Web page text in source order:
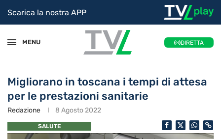
Scarica la nostra APP
MENU DIRETTA
Migliorano in toscana i tempi di attesa
per le prestazioni sanitarie
Redazione 8 Agosto 2022
SALUTE